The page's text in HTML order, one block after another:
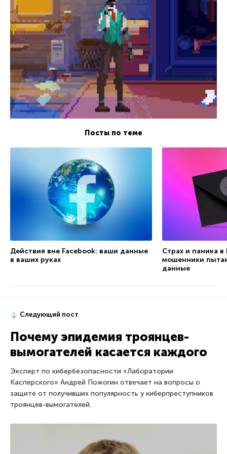
Посты по теме
Действия вне Facebook: ваши данные
в ваших руках
Страх и паника в
мошенники
данные
Следующий пост
Почему эпидемия троянцев-
вымогателей касается каждого
Эксперт по кибербезопасности «Лаборатории
Касперского» Андрей Пожогин отвечает на вопросы о
защите от получивших популярность у киберпреступников
троянцев-вымогателей.